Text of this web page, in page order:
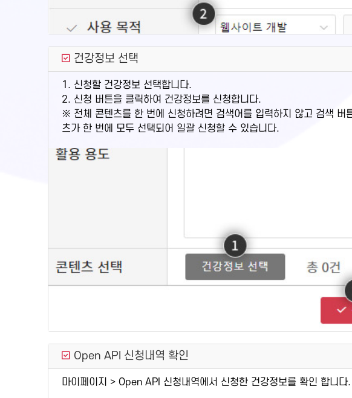
건강정보 선택
1. 신청할 건강정보 선택합니다.
2. 신청 버튼을 클릭하여 건강정보를 신청합니다.
※ 전체 콘텐츠를 한 번에 신청하려면 검색어를 입력하지 않고 검색
츠가 한 번에 모두 선택되어 일괄 신청할 수 있습니다.
Open API 신청내역 확인
마이페이지 > Open API 신청내역에서 신청한 건강정보를 확인 합니다.